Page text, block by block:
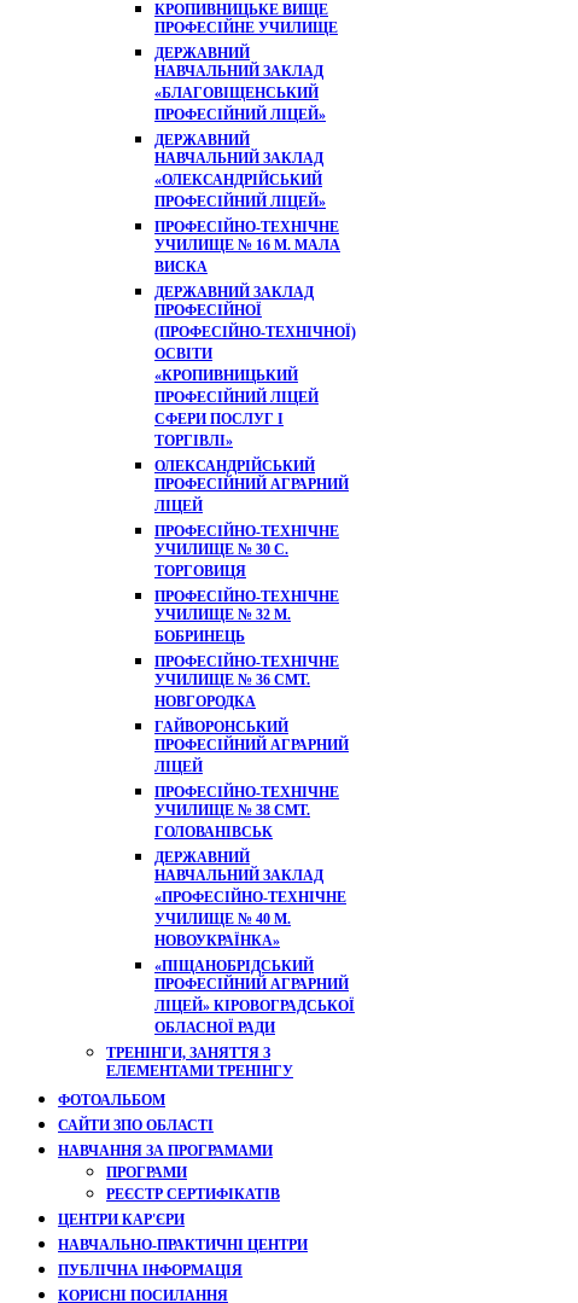
КРОПИВНИЦЬКЕ ВИЩЕ
ПРОФЕСІЙНЕ УЧИЛИЩЕ
ДЕРЖАВНИЙ
НАВЧАЛЬНИЙ ЗАКЛАД
«БЛАГОВІЩЕНСЬКИЙ
ПРОФЕСІЙНИЙ ЛІЦЕЙ»
ДЕРЖАВНИЙ
НАВЧАЛЬНИЙ ЗАКЛАД
«ОЛЕКСАНДРІЙСЬКИЙ
ПРОФЕСІЙНИЙ ЛІЦЕЙ»
ПРОФЕСІЙНО-ТЕХНІЧНЕ
УЧИЛИЩЕ № 16 М. МАЛА
ВИСКА
ДЕРЖАВНИЙ ЗАКЛАД
ПРОФЕСІЙНОЇ
(ПРОФЕСІЙНО-ТЕХНІЧНОЇ)
ОСВІТИ
«КРОПИВНИЦЬКИЙ
ПРОФЕСІЙНИЙ ЛІЦЕЙ
СФЕРИ ПОСЛУГ І
ТОРГІВЛІ»
ОЛЕКСАНДРІЙСЬКИЙ
ПРОФЕСІЙНИЙ АГРАРНИЙ
ЛІЦЕЙ
ПРОФЕСІЙНО-ТЕХНІЧНЕ
УЧИЛИЩЕ № 30 С.
ТОРГОВИЦЯ
ПРОФЕСІЙНО-ТЕХНІЧНЕ
УЧИЛИЩЕ № 32 М.
БОБРИНЕЦЬ
ПРОФЕСІЙНО-ТЕХНІЧНЕ
УЧИЛИЩЕ № 36 СМТ.
НОВГОРОДКА
ГАЙВОРОНСЬКИЙ
ПРОФЕСІЙНИЙ АГРАРНИЙ
ЛІЦЕЙ
ПРОФЕСІЙНО-ТЕХНІЧНЕ
УЧИЛИЩЕ № 38 СМТ.
ГОЛОВАНІВСЬК
ДЕРЖАВНИЙ
НАВЧАЛЬНИЙ ЗАКЛАД
«ПРОФЕСІЙНО-ТЕХНІЧНЕ
УЧИЛИЩЕ № 40 М.
НОВОУКРАЇНКА»
«ПІЩАНОБРІДСЬКИЙ
ПРОФЕСІЙНИЙ АГРАРНИЙ
ЛІЦЕЙ» КІРОВОГРАДСЬКОЇ
ОБЛАСНОЇ РАДИ
ТРЕНІНГИ, ЗАНЯТТЯ З
ЕЛЕМЕНТАМИ ТРЕНІНГУ
ФОТОАЛЬБОМ
САЙТИ ЗПО ОБЛАСТІ
НАВЧАННЯ ЗА ПРОГРАМАМИ
ПРОГРАМИ
РЕЄСТР СЕРТИФІКАТІВ
ЦЕНТРИ КАР'ЄРИ
НАВЧАЛЬНО-ПРАКТИЧНІ ЦЕНТРИ
ПУБЛІЧНА ІНФОРМАЦІЯ
КОРИСНІ ПОСИЛАННЯ